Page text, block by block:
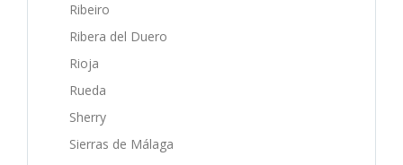
Ribeiro
Ribera del Duero
Rioja
Rueda
Sherry
Sierras de Málaga